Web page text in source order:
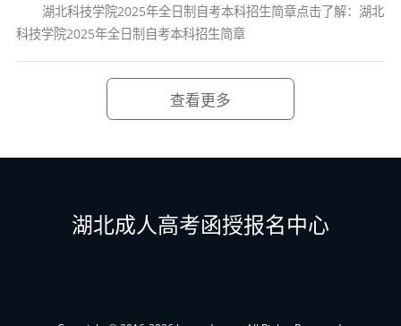
生信息网查询。
九、报名方法：报专升本需本人身份证原件及7寸
湖北科技学院2025年全日制自考本科招生简章点击了解：湖北
科技学院2025年全日制自考本科招生简章
查看更多
湖北成人高考函授报名中心